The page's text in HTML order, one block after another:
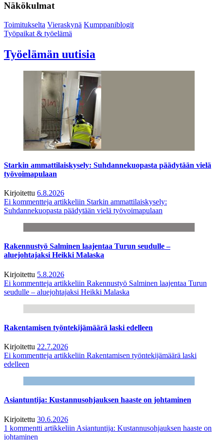
Näkökulmat
Toimitukselta Vieraskynä Kumppaniblogit
Työpaikat & työelämä
Työelämän uutisia
Starkin ammattilaiskysely: Suhdannekuopasta päädytään vielä
työvoimapulaan
Kirjoitettu 6.8.2026
Ei kommentteja artikkeliin Starkin ammattilaiskysely:
Suhdannekuopasta päädytään vielä työvoimapulaan
Rakennustyö Salminen laajentaa Turun seudulle –
aluejohtajaksi Heikki Malaska
Kirjoitettu 5.8.2026
Ei kommentteja artikkeliin Rakennustyö Salminen laajentaa Turun
seudulle – aluejohtajaksi Heikki Malaska
Rakentamisen työntekijämäärä laski edelleen
Kirjoitettu 22.7.2026
Ei kommentteja artikkeliin Rakentamisen työntekijämäärä laski
edelleen
Asiantuntija: Kustannusohjauksen haaste on johtaminen
Kirjoitettu 30.6.2026
1 kommentti artikkeliin Asiantuntija: Kustannusohjauksen haaste on
johtaminen